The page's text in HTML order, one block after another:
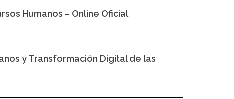
Humanos – Online Oficial
y Transformación Digital de las